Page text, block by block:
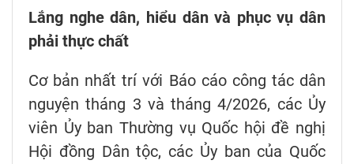
Lắng nghe dân, hiểu dân và phục vụ dân
phải thực chất
Cơ bản nhất trí với Báo cáo công tác dân
nguyện tháng 3 và tháng 4/2026, các Ủy
viên Ủy ban Thường vụ Quốc hội đề nghị
Hội đồng Dân tộc, các Ủy ban của Quốc